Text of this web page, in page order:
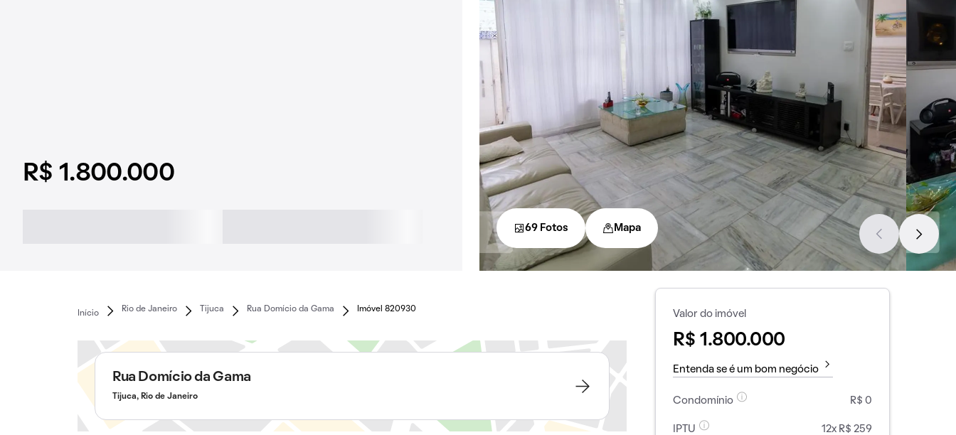
R$ 1.800.000
69 Fotos Mapa
Início
Rio de Janeiro Tijuca Rua Domício da Gama Imóvel 820930
Rua Domício da Gama
Tijuca, Rio de Janeiro
Valor do imóvel
R$ 1.800.000
Entenda se é um bom negócio
Condomínio R$ 0
IPTU 12x R$ 259